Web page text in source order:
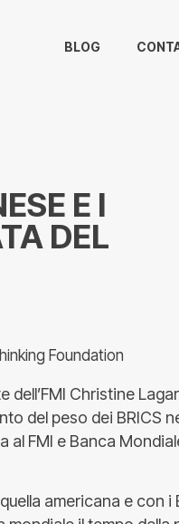
BLOG
E I
DEL
Foundation
Christine
del peso dei BRICS
al FMI e Banca
americana e con i